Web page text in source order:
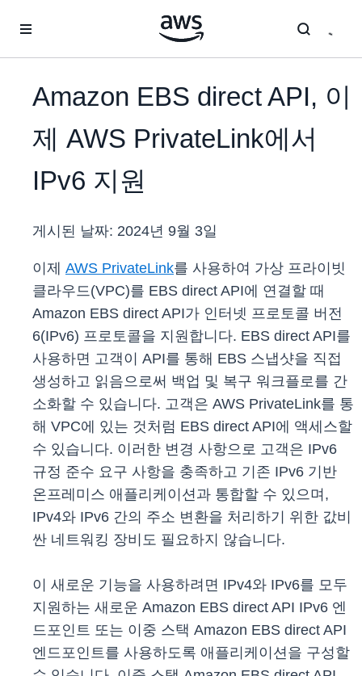
Amazon EBS direct API, 이
제 AWS PrivateLink에서
IPv6 지원
게시된 날짜: 2024년 9월 3일
이제 AWS PrivateLink를 사용하여 가상 프라이빗
클라우드(VPC)를 EBS direct API에 연결할 때
Amazon EBS direct API가 인터넷 프로토콜 버전
6(IPv6) 프로토콜을 지원합니다. EBS direct API를
사용하면 고객이 API를 통해 EBS 스냅샷을 직접
생성하고 읽음으로써 백업 및 복구 워크플로를 간
소화할 수 있습니다. 고객은 AWS PrivateLink를 통
해 VPC에 있는 것처럼 EBS direct API에 액세스할
수 있습니다. 이러한 변경 사항으로 고객은 IPv6
규정 준수 요구 사항을 충족하고 기존 IPv6 기반
온프레미스 애플리케이션과 통합할 수 있으며,
IPv4와 IPv6 간의 주소 변환을 처리하기 위한 값비
싼 네트워킹 장비도 필요하지 않습니다.
이 새로운 기능을 사용하려면 IPv4와 IPv6를 모두
지원하는 새로운 Amazon EBS direct API IPv6 엔
드포인트 또는 이중 스택 Amazon EBS direct API
엔드포인트를 사용하도록 애플리케이션을 구성할